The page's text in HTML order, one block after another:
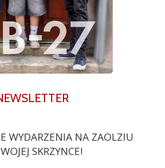
WYDARZENIA NA ZAOLZIU
SKRZYNCE!